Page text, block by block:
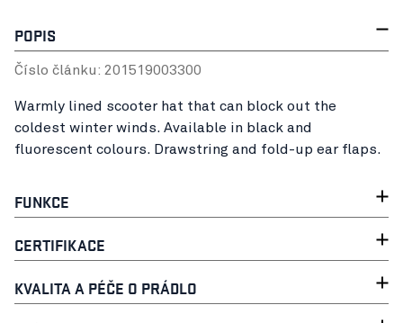
POPIS
Číslo článku: 201519003300
Warmly lined scooter hat that can block out the
coldest winter winds. Available in black and
fluorescent colours. Drawstring and fold-up ear flaps.
FUNKCE
CERTIFIKACE
KVALITA A PÉČE O PRÁDLO